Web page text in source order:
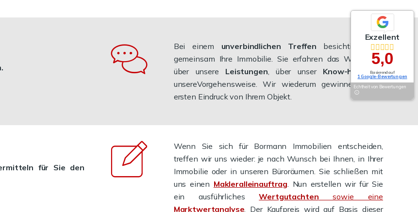
Bei einem unverbindlichen Treffen besichtigen wir
gemeinsam Ihre Immobilie. Sie erfahren das Wichtigste
über unsere Leistungen, über unser Know-how
und
unsereVorgehensweise. Wir wiederum gewinnen einen
ersten Eindruck von Ihrem Objekt.
für Sie den
Wenn Sie sich für Bormann Immobilien entscheiden,
treffen wir uns wieder: je nach Wunsch bei Ihnen, in Ihrer
Immobilie oder in unseren Büroräumen. Sie schließen mit
uns einen Makleralleinauftrag. Nun erstellen wir für Sie
ein ausführlichesWertgutachten sowie eine
Marktwertanalyse. Der Kaufpreis wird auf Basis dieser
Exzellent
5,0
Basierend auf
1 Google-Bewertungen
Echtheit von Bewertungen